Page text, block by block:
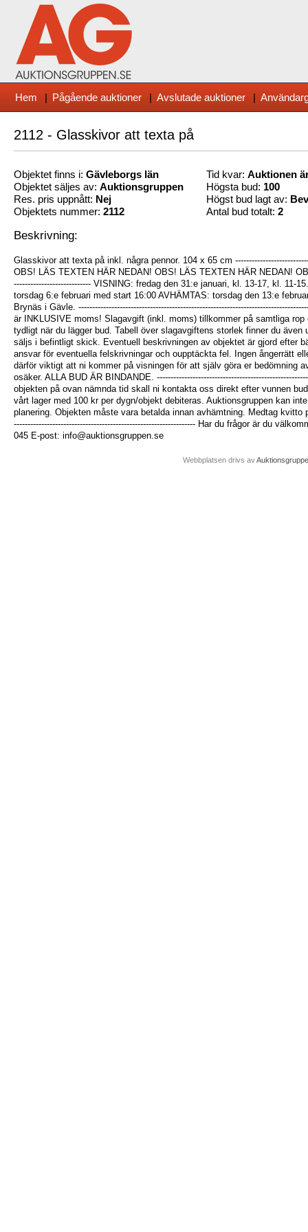
Hem | Pågående auktioner | Avslutade auktioner |
2112 - Glasskivor att texta på
Objektet finns i: Gävleborgs län
Objektet säljes av: Auktionsgruppen
Res. pris uppnått: Nej
Objektets nummer: 2112
Tid kvar: Auktionen
Högsta bud: 100
Högst bud lagt av:
Antal bud totalt: 2
Beskrivning:
Glasskivor att texta på inkl. några pennor. 104 x 65 cm
OBS! LÄS TEXTEN HÄR NEDAN! OBS! LÄS TEXTEN HÄR NEDAN!
---------------------------- VISNING: fredag den 31:e januari, kl. 13-17, kl. 11-
torsdag 6:e februari med start 16:00 AVHÄMTAS: torsdag den 13:e
Brynäs i Gävle.
är INKLUSIVE moms! Slagavgift (inkl. moms) tillkommer på samtliga
tydligt när du lägger bud. Tabell över slagavgiftens storlek finner du även
säljs i befintligt skick. Eventuell beskrivningen av objektet är gjord efter
ansvar för eventuella felskrivningar och oupptäckta fel. Ingen ångerrätt
därför viktigt att ni kommer på visningen för att själv göra er bedömning
osäker. ALLA BUD ÄR BINDANDE.
objekten på ovan nämnda tid skall ni kontakta oss direkt efter vunnen
vårt lager med 100 kr per dygn/objekt debiteras. Auktionsgruppen kan
planering. Objekten måste vara betalda innan avhämtning. Medtag kvitto
------------------------------------------------------------------ Har du frågor är du
045 E-post: info@auktionsgruppen.se
Webbplatsen drivs av